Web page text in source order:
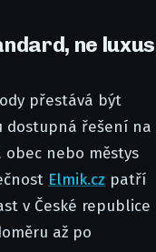
ne luxus
přestává být
dostupná řešení na
nebo městys
Elmik.cz patří
v České republice
až po